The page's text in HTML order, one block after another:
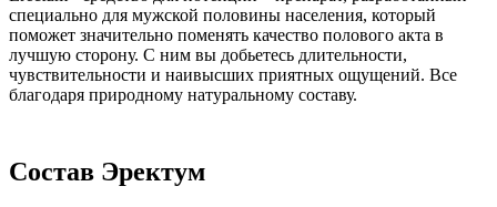
специально для мужской половины населения, который
поможет значительно поменять качество полового акта в
лучшую сторону. С ним вы добьетесь длительности,
чувствительности и наивысших приятных ощущений. Все
благодаря природному натуральному составу.
Состав Эректум